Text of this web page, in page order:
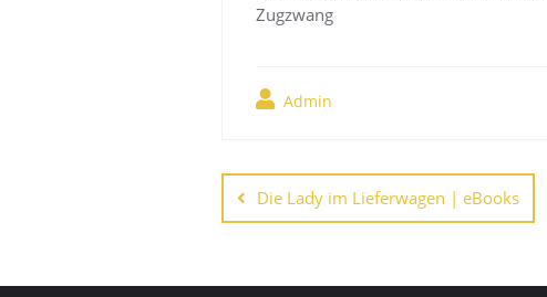
Zugzwang
Admin
Navegación
deDie Lady im Lieferwagen | eBooks